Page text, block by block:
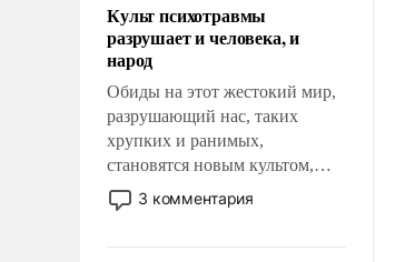
Культ психотравмы
разрушает и человека, и
народ
Обиды на этот жестокий мир,
разрушающий нас, таких
хрупких и ранимых,
становятся новым культом,
постепенно вытесняя и
отменяя традиционное
3 комментария